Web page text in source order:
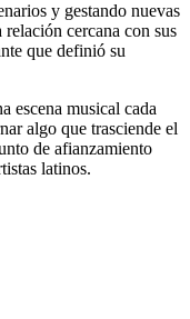
y gestando nuevas
cercana con sus
que definió su
escena musical cada
algo que trasciende el
de afianzamiento
latinos.